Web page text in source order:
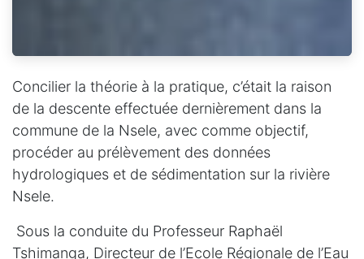
Concilier la théorie à la pratique, c’était la raison
de la descente effectuée dernièrement dans la
commune de la Nsele, avec comme objectif,
procéder au prélèvement des données
hydrologiques et de sédimentation sur la rivière
Nsele.
Sous la conduite du Professeur Raphaël
Tshimanga, Directeur de l’Ecole Régionale de l’Eau